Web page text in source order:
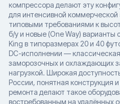
компрессора делают эту
для интенсивной коммерческой
типовыми требованиями к
б/у и новые (One Way) варианты
King в типоразмерах 20 и 40
DC-исполнении —
заморозочных и охлаждающих
нагрузкой. Широкая
России, понятная конструкция
ремонта делают такое
востребованным на удалённых